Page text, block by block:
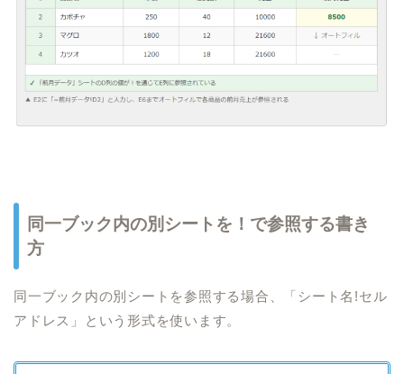
同一ブック内の別シートを！で参照する書き
方
同一ブック内の別シートを参照する場合、「シート名!セル
アドレス」という形式を使います。